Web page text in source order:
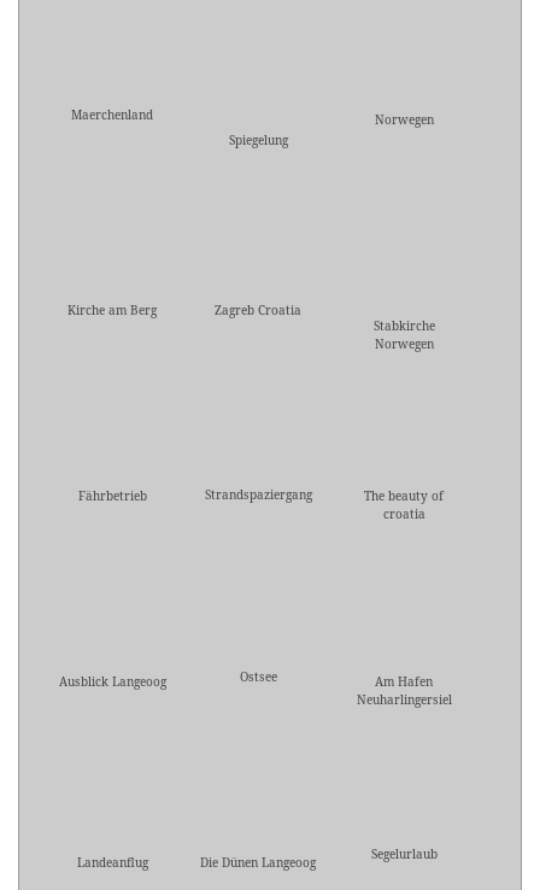
Maerchenland
Spiegelung
Norwegen
Kirche am Berg
Zagreb Croatia
Stabkirche
Norwegen
Fährbetrieb Strandspaziergang
The beauty of
croatia
Ausblick Langeoog Ostsee
Am Hafen
Neuharlingersiel
Landeanflug Die Dünen Langeoog Segelurlaub